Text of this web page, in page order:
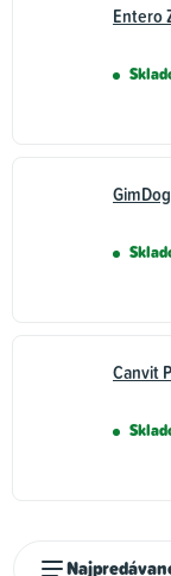
Entero
Canvit